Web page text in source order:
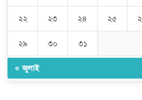
২২ ২৩ ২৪ ২৫
২৯ ৩০ ৩১
« জুলাই